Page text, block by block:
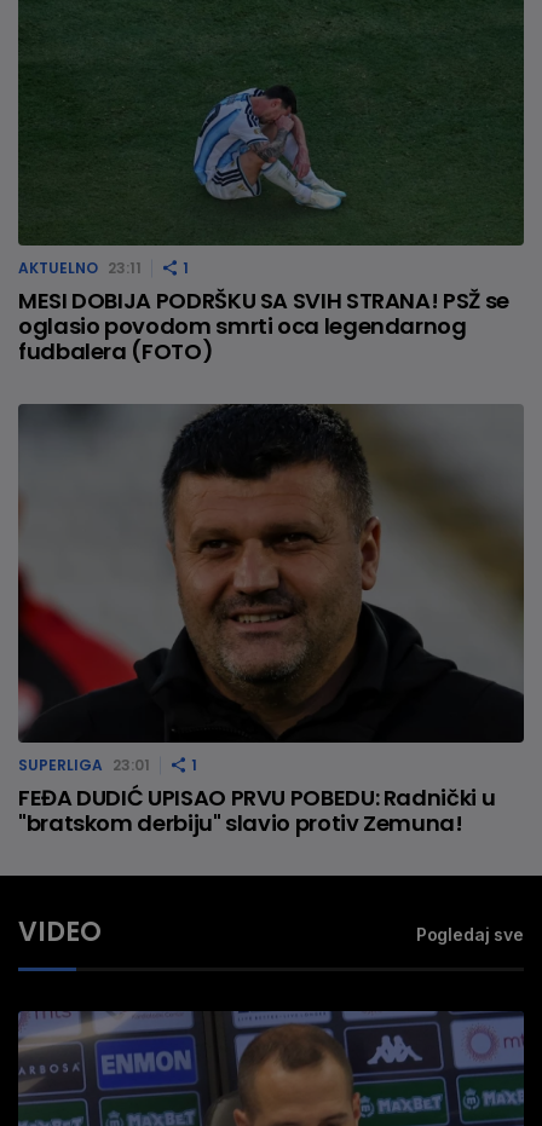
AKTUELNO 23:11 1
MESI DOBIJA PODRŠKU SA SVIH STRANA! PSŽ se
oglasio povodom smrti oca legendarnog
fudbalera (FOTO)
SUPERLIGA 23:01 1
FEĐA DUDIĆ UPISAO PRVU POBEDU: Radnički u
"bratskom derbiju" slavio protiv Zemuna!
VIDEO Pogledaj sve